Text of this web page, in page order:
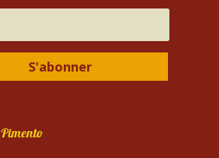
S'abonner
Pimento